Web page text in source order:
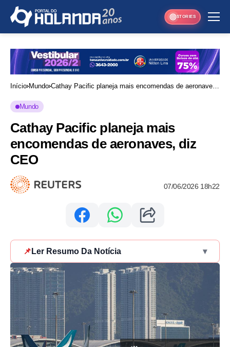
STORIES
Início Mundo Cathay Pacific planeja mais encomendas de aeronaves,
Mundo
Cathay Pacific planeja mais
encomendas de aeronaves, diz
CEO
07/06/2026 18h22
📌 Ler Resumo Da Notícia ▾